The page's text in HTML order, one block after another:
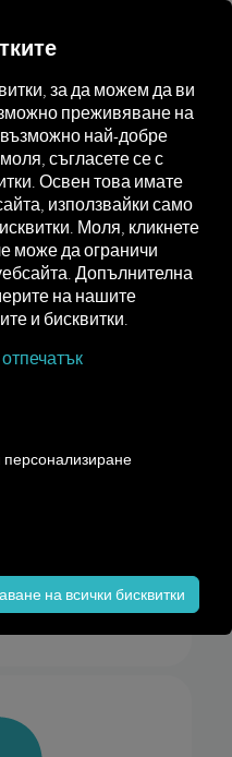
ДО
В
си за нула време,
на RIO Платформа.
за да можем да ви
преживяване на
най-добре
съгласете се с
Освен това имате
използвайки само
Моля, кликнете
може да ограничи
Допълнителна
на нашите
и бисквитки.
отпечатък
персонализиране
на всички бисквитки